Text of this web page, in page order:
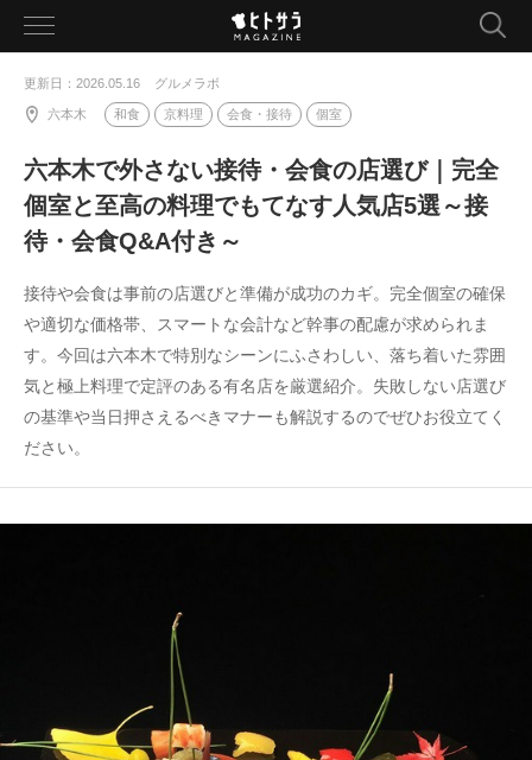
toggle
更新日：2026.05.16 グルメラボ
六本木 和食 京料理 会食・接待 個室
六本木で外さない接待・会食の店選び｜完全
個室と至高の料理でもてなす人気店5選～接
待・会食Q&A付き～
接待や会食は事前の店選びと準備が成功のカギ。完全個室の確保
や適切な価格帯、スマートな会計など幹事の配慮が求められま
す。今回は六本木で特別なシーンにふさわしい、落ち着いた雰囲
気と極上料理で定評のある有名店を厳選紹介。失敗しない店選び
の基準や当日押さえるべきマナーも解説するのでぜひお役立てく
ださい。